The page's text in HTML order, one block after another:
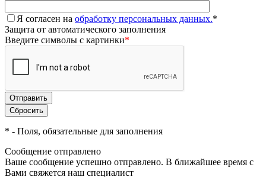
Я согласен на обработку персональных данных.*
Защита от автоматического заполнения
Введите символы с картинки*
* - Поля, обязательные для заполнения
Сообщение отправлено
Ваше сообщение успешно отправлено. В ближайшее время с
Вами свяжется наш специалист